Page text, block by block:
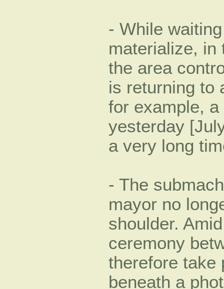
- While
materialize, in
the area
is returning to
for example,
yesterday
a very long
- The
mayor no
shoulder.
ceremony
therefore take
beneath a